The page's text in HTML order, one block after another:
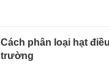
Cách phân loại hạt
trường